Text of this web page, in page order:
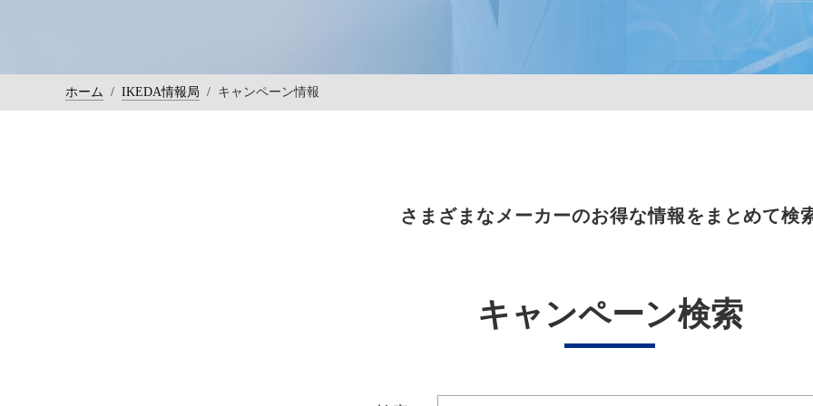
ホーム / IKEDA情報局 / キャンペーン情報
さまざまなメーカーのお得な情報をまとめて検
キャンペーン検索